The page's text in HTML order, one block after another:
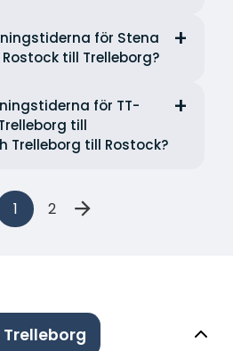
för Stena
till Trelleborg?
för TT-
till
Trelleborg till Rostock?
1 2